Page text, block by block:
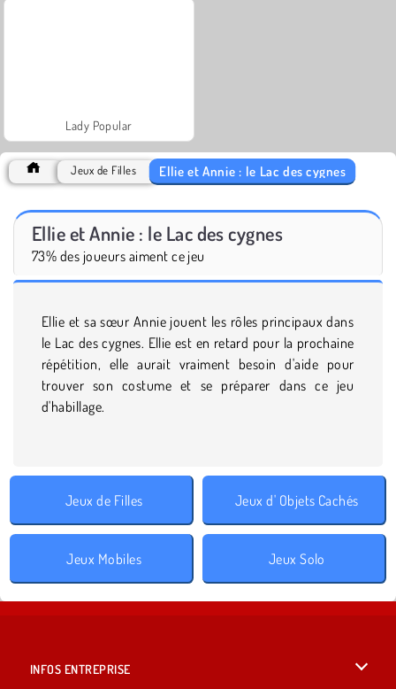
Lady Popular
Jeux de Filles Ellie et Annie : le Lac des cygnes
Ellie et Annie : le Lac des cygnes
73% des joueurs aiment ce jeu
Ellie et sa sœur Annie jouent les rôles principaux dans
le Lac des cygnes. Ellie est en retard pour la prochaine
répétition, elle aurait vraiment besoin d'aide pour
trouver son costume et se préparer dans ce jeu
d'habillage.
Jeux de Filles Jeux d' Objets Cachés
Jeux Mobiles Jeux Solo
INFOS ENTREPRISE